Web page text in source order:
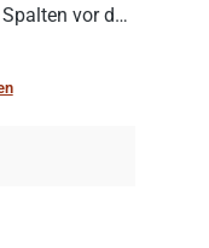
vor den
zu treiben
solange man